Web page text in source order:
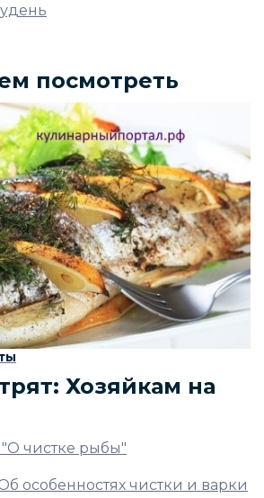
посмотреть
Хозяйкам на
чистке рыбы"
особенностях чистки и варки